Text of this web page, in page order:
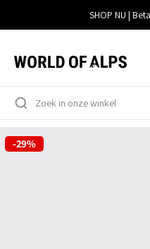
content
SHOP NU |
-29%